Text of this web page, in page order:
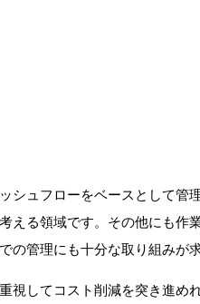
シュフローをベースとして
える領域です。その他にも作
の管理にも十分な取り組みが
視してコスト削減を突き進